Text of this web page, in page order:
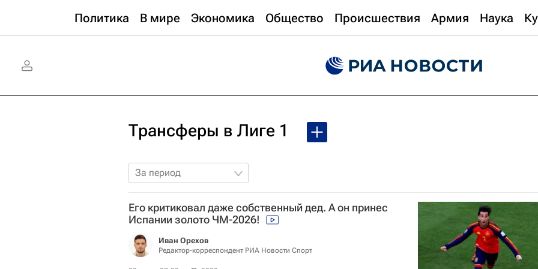
Политика В мире Экономика Общество Происшествия Армия Наука
Трансферы в Лиге 1
За период
Его критиковал даже собственный дед. А он принес
Испании золото ЧМ-2026!
Иван Орехов
Редактор-корреспондент РИА Новости Спорт